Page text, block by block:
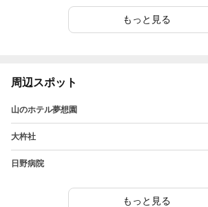
もっと見る
周辺スポット
山のホテル夢想園
大杵社
日野病院
もっと見る